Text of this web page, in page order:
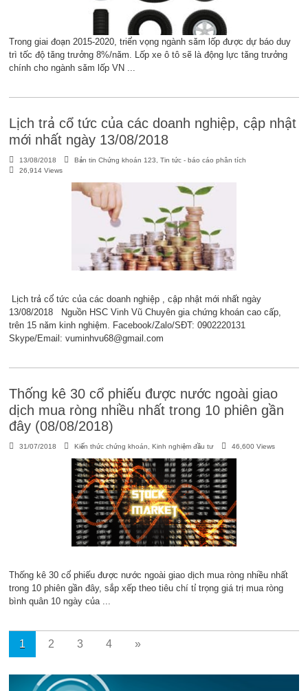
Trong giai đoạn 2015-2020, triển vọng ngành săm lốp được dự báo duy
trì tốc độ tăng trưởng 8%/năm. Lốp xe ô tô sẽ là động lực tăng trưởng
chính cho ngành săm lốp VN ...
Lịch trả cổ tức của các doanh nghiệp, cập nhật
mới nhất ngày 13/08/2018
13/08/2018 Bản tin Chứng khoán 123 ,Tin tức - báo cáo phân tích
26,914 Views
Lịch trả cổ tức của các doanh nghiệp , cập nhật mới nhất ngày
13/08/2018 Nguồn HSC Vinh Vũ Chuyên gia chứng khoán cao cấp,
trên 15 năm kinh nghiệm. Facebook/Zalo/SĐT: 0902220131
Skype/Email: vuminhvu68@gmail.com
Thống kê 30 cổ phiếu được nước ngoài giao
dịch mua ròng nhiều nhất trong 10 phiên gần
đây (08/08/2018)
31/07/2018 Kiến thức chứng khoán ,Kinh nghiệm đầu tư 46,600 Views
Thống kê 30 cổ phiếu được nước ngoài giao dịch mua ròng nhiều nhất
trong 10 phiên gần đây, sắp xếp theo tiêu chí tỉ trọng giá trị mua ròng
bình quân 10 ngày của ...
1 2 3 4 »